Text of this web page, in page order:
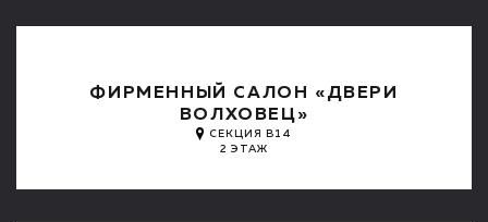
ФИРМЕННЫЙ САЛОН «ДВЕРИ
ВОЛХОВЕЦ»
СЕКЦИЯ B14
2 ЭТАЖ